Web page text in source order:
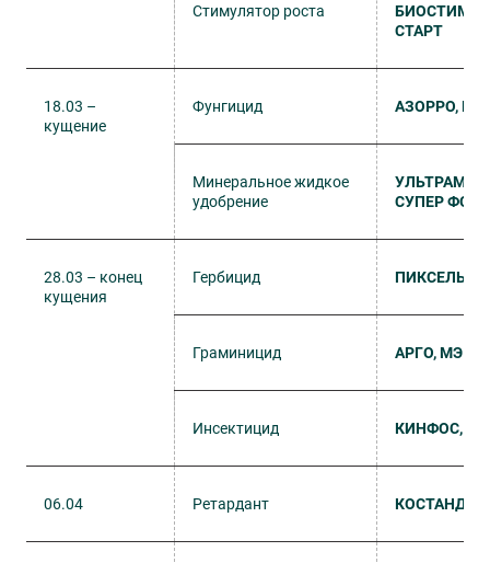
Стимулятор роста
БИОСТИМ
СТАРТ
18.03 –
кущение
Фунгицид АЗОРРО, КС
Минеральное жидкое
удобрение
УЛЬТРАМАГ
СУПЕР
28.03 – конец
кущения
Гербицид ПИКСЕЛЬ,
Граминицид АРГО, МЭ
Инсектицид КИНФОС, КЭ
06.04 Ретардант КОСТАНДО,